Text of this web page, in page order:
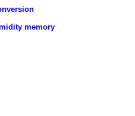
memory